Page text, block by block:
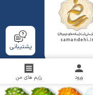
پشتیبانی
ورود رژیم های من